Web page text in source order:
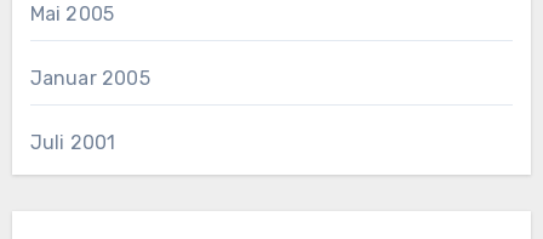
Mai 2005
Januar 2005
Juli 2001